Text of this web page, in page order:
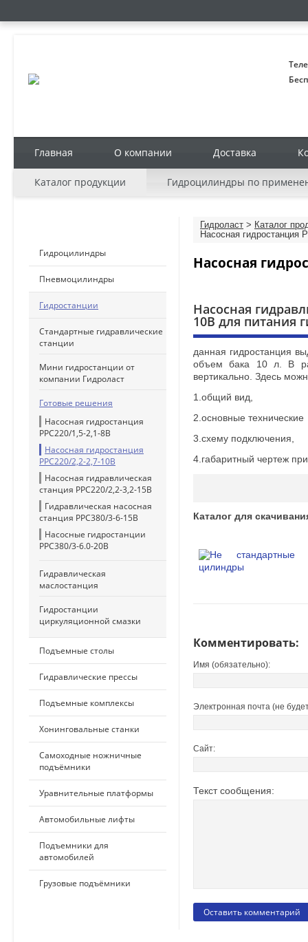
Главная О компании Доставка
Каталог продукции Гидроцилиндры по
Гидроласт > Каталог
Насосная гидростанция
Насосная
Насосная
10B для питания
данная гидростанция
объем бака 10 л. В
вертикально. Здесь
1.общий вид,
2.основные технические
3.схему подключения,
4.габаритный чертеж
Каталог для
Комментировать:
Имя (обязательно):
Электронная почта (не
Сайт:
Текст сообщения:
Гидроцилиндры
Пневмоцилиндры
Гидростанции
Стандартные гидравлические
станции
Мини гидростанции от
компании Гидроласт
Готовые решения
Насосная гидростанция
PPC220/1,5-2,1-8B
Насосная гидростанция
PPC220/2,2-2,7-10B
Насосная гидравлическая
станция PPC220/2,2-3,2-15B
Гидравлическая насосная
станция PPC380/3-6-15B
Насосные гидростанции
PPC380/3-6.0-20B
Гидравлическая
маслостанция
Гидростанции
циркуляционной смазки
Подъемные столы
Гидравлические прессы
Подъемные комплексы
Хонинговальные станки
Самоходные ножничные
подъёмники
Уравнительные платформы
Автомобильные лифты
Подъемники для
автомобилей
Грузовые подъёмники